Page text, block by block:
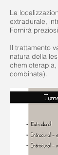
La
extradurale,
Fornirà
Il trattamento
natura della
combinata).